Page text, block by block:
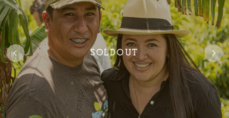
SOLDOUT